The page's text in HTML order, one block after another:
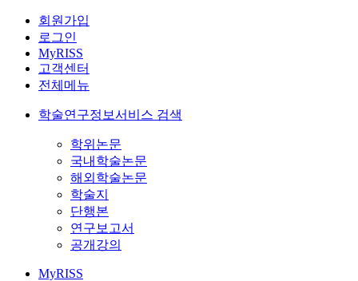
회원가입
로그인
MyRISS
고객센터
전체메뉴
학술연구정보서비스 검색
학위논문
국내학술논문
해외학술논문
학술지
단행본
연구보고서
공개강의
MyRISS